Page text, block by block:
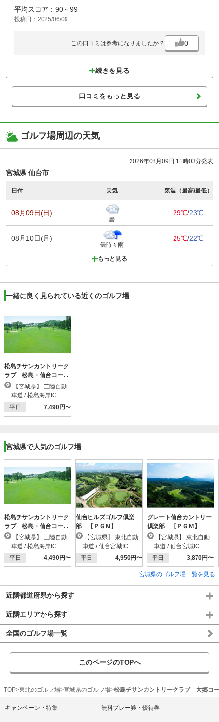
運営を図るよう働き掛けをしていただければと思いました。
平均スコア：90～99
投稿日：2025/06/09
この口コミは参考になりましたか？ 0
続きを見る
口コミをもっと見る
ゴルフ場周辺の天気
2026年08月09日 11時03分発表
宮城県 仙台市
日付 天気 気温（最高/最低）
08月09日(日)
曇
29℃/23℃
08月10日(月)
曇時々雨
25℃/22℃
もっと見る
一緒に良く見られている近くのゴルフ場
松島チサンカントリーク
ラブ 松島・仙台コース
【ＰＧＭ】
車道 / 松島海岸IC
平日
7,490円〜
宮城県で人気のゴルフ場
松島チサンカントリーク
ラブ 松島・仙台コース
【ＰＧＭ】
車道 / 松島海岸IC
平日
4,490円〜
仙台ヒルズゴルフ倶楽
部 【ＰＧＭ】
車道 / 仙台宮城IC
平日
4,950円〜
グレート仙台カントリー
倶楽部 【ＰＧＭ】
車道 / 仙台宮城IC
平日
3,870円〜
宮城県のゴルフ場一覧を見る
近隣都道府県から探す
近隣エリアから探す
全国のゴルフ場一覧
このページのTOPへ
TOP 東北のゴルフ場 宮城県のゴルフ場 松島チサンカントリークラブ 大郷コ
キャンペーン・特集 無料プレー券・優待券